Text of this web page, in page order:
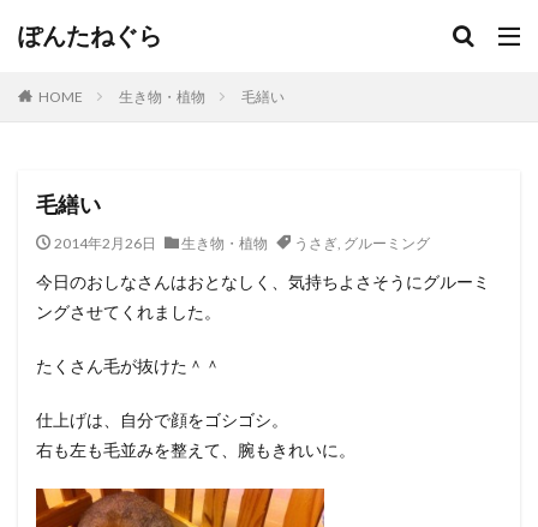
ぽんたねぐら
HOME 生き物・植物 毛繕い
毛繕い
2014年2月26日 生き物・植物 うさぎ, グルーミング
今日のおしなさんはおとなしく、気持ちよさそうにグルーミ
ングさせてくれました。
たくさん毛が抜けた＾＾
仕上げは、自分で顔をゴシゴシ。
右も左も毛並みを整えて、腕もきれいに。